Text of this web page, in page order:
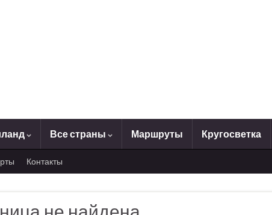
Все страны Маршруты Кругосветка
Контакты